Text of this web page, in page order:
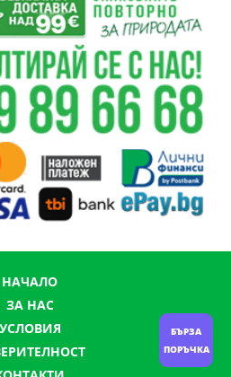
НАЧАЛО
ЗА НАС
УСЛОВИЯ
БЪРЗА
ПОРЪЧКА